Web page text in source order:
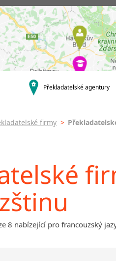
Překladatelské agentury
firmy >
8 nabízející pro francouzský